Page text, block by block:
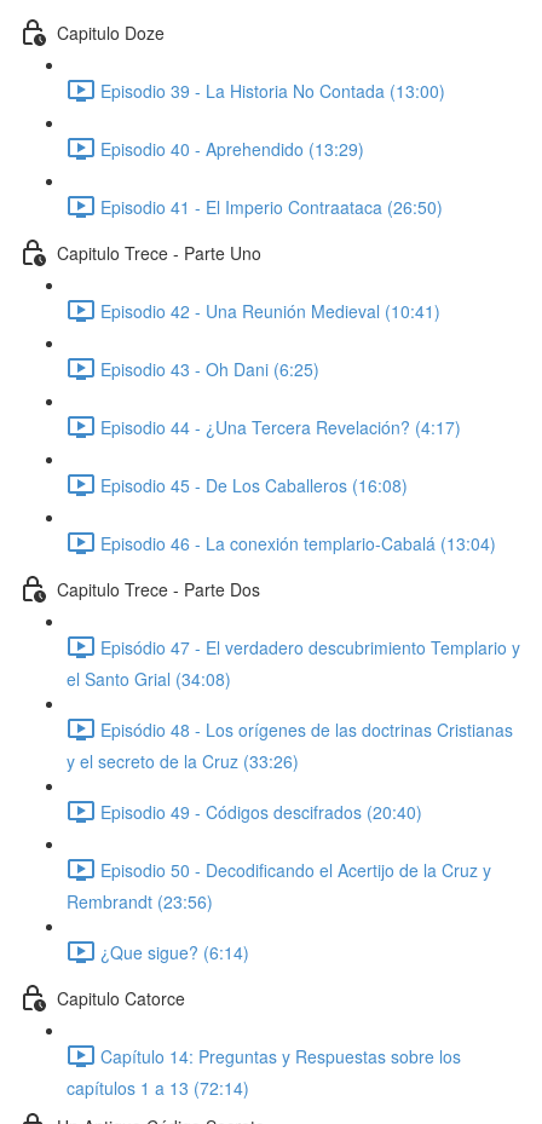
Capitulo Doze
Episodio 39 - La Historia No Contada (13:00)
Episodio 40 - Aprehendido (13:29)
Episodio 41 - El Imperio Contraataca (26:50)
Capitulo Trece - Parte Uno
Episodio 42 - Una Reunión Medieval (10:41)
Episodio 43 - Oh Dani (6:25)
Episodio 44 - ¿Una Tercera Revelación? (4:17)
Episodio 45 - De Los Caballeros (16:08)
Episodio 46 - La conexión templario-Cabalá (13:04)
Capitulo Trece - Parte Dos
Episódio 47 - El verdadero descubrimiento Templario y
el Santo Grial (34:08)
Episódio 48 - Los orígenes de las doctrinas Cristianas
y el secreto de la Cruz (33:26)
Episodio 49 - Códigos descifrados (20:40)
Episodio 50 - Decodificando el Acertijo de la Cruz y
Rembrandt (23:56)
¿Que sigue? (6:14)
Capitulo Catorce
Capítulo 14: Preguntas y Respuestas sobre los
capítulos 1 a 13 (72:14)